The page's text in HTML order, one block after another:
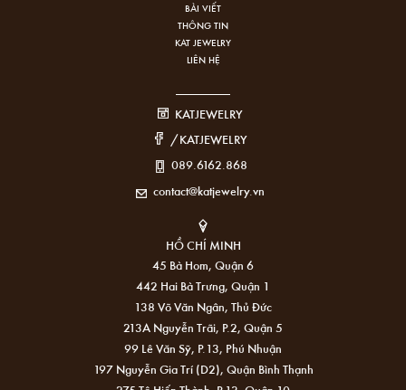
BÀI VIẾT
THÔNG TIN
KAT JEWELRY
LIÊN HỆ
KATJEWELRY
/KATJEWELRY
089.6162.868
contact@katjewelry.vn
HỒ CHÍ MINH
45 Bà Hom, Quận 6
442 Hai Bà Trưng, Quận 1
138 Võ Văn Ngân, Thủ Đức
213A Nguyễn Trãi, P.2, Quận 5
99 Lê Văn Sỹ, P.13, Phú Nhuận
197 Nguyễn Gia Trí (D2), Quận Bình Thạnh